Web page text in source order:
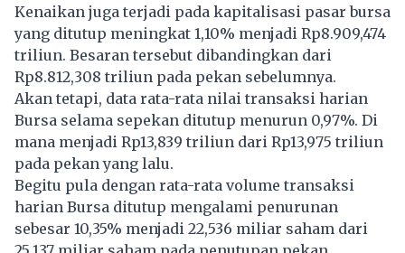
Kenaikan juga terjadi pada kapitalisasi pasar bursa
yang ditutup meningkat 1,10% menjadi Rp8.909,474
triliun. Besaran tersebut dibandingkan dari
Rp8.812,308 triliun pada pekan sebelumnya.
Akan tetapi, data rata-rata nilai transaksi harian
Bursa selama sepekan ditutup menurun 0,97%. Di
mana menjadi Rp13,839 triliun dari Rp13,975 triliun
pada pekan yang lalu.
Begitu pula dengan rata-rata volume transaksi
harian Bursa ditutup mengalami penurunan
sebesar 10,35% menjadi 22,536 miliar saham dari